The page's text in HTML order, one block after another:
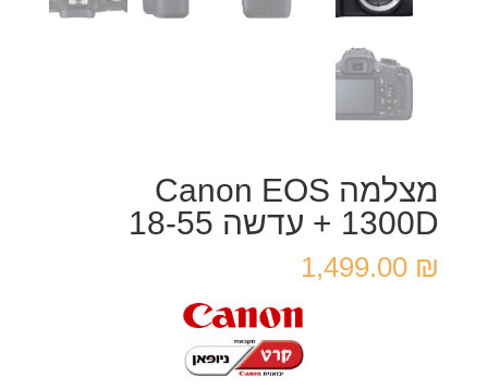
מצלמה Canon EOS
1300D + עדשה 18-55
1,499.00 ₪